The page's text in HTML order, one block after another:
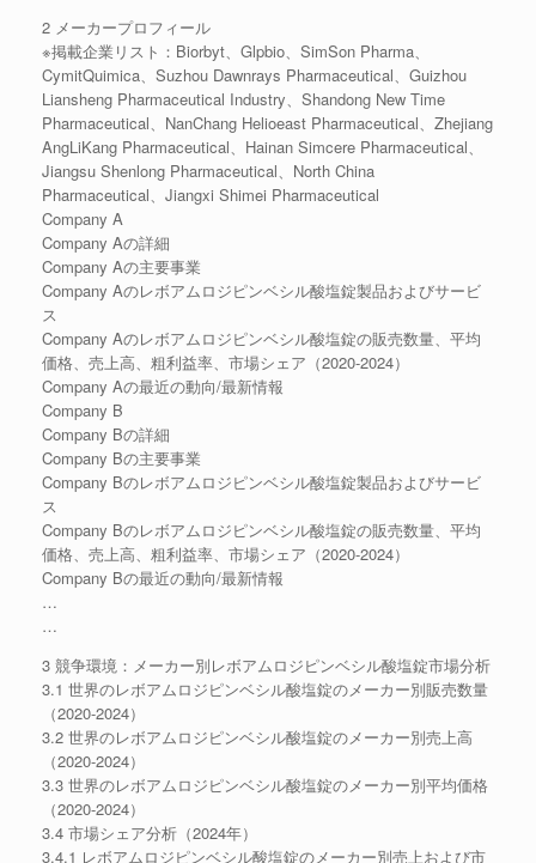
2 メーカープロフィール
※掲載企業リスト：Biorbyt、Glpbio、SimSon Pharma、
CymitQuimica、Suzhou Dawnrays Pharmaceutical、Guizhou
Liansheng Pharmaceutical Industry、Shandong New Time
Pharmaceutical、NanChang Helioeast Pharmaceutical、Zhejiang
AngLiKang Pharmaceutical、Hainan Simcere Pharmaceutical、
Jiangsu Shenlong Pharmaceutical、North China
Pharmaceutical、Jiangxi Shimei Pharmaceutical
Company A
Company Aの詳細
Company Aの主要事業
Company Aのレボアムロジピンベシル酸塩錠製品およびサービ
ス
Company Aのレボアムロジピンベシル酸塩錠の販売数量、平均
価格、売上高、粗利益率、市場シェア（2020-2024）
Company Aの最近の動向/最新情報
Company B
Company Bの詳細
Company Bの主要事業
Company Bのレボアムロジピンベシル酸塩錠製品およびサービ
ス
Company Bのレボアムロジピンベシル酸塩錠の販売数量、平均
価格、売上高、粗利益率、市場シェア（2020-2024）
Company Bの最近の動向/最新情報
…
…
3 競争環境：メーカー別レボアムロジピンベシル酸塩錠市場分析
3.1 世界のレボアムロジピンベシル酸塩錠のメーカー別販売数量
（2020-2024）
3.2 世界のレボアムロジピンベシル酸塩錠のメーカー別売上高
（2020-2024）
3.3 世界のレボアムロジピンベシル酸塩錠のメーカー別平均価格
（2020-2024）
3.4 市場シェア分析（2024年）
3.4.1 レボアムロジピンベシル酸塩錠のメーカー別売上および市